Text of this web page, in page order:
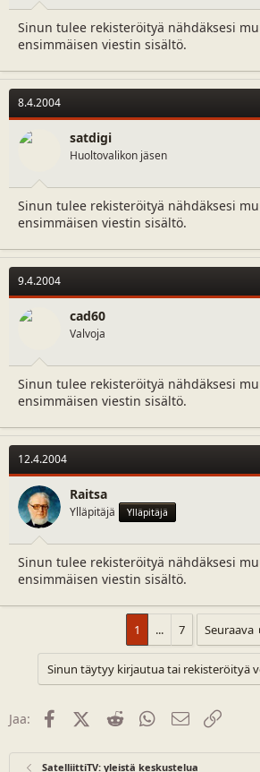
Sinun tulee rekisteröityä nähdäksesi
ensimmäisen viestin sisältö.
8.4.2004
satdigi
Huoltovalikon jäsen
Sinun tulee rekisteröityä nähdäksesi
ensimmäisen viestin sisältö.
9.4.2004
cad60
Valvoja
Sinun tulee rekisteröityä nähdäksesi
ensimmäisen viestin sisältö.
12.4.2004
Raitsa
Ylläpitäjä Ylläpitäjä
Sinun tulee rekisteröityä nähdäksesi
ensimmäisen viestin sisältö.
1 ... 7 Seuraava
Sinun täytyy kirjautua tai rekisteröityä
Jaa: FacebookX (Twitter)
Reddit WhatsAppSähköposti
SatelliittiTV: yleistä keskustelua